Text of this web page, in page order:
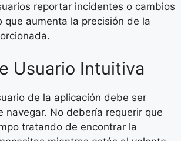
reportar incidentes o cambios
que aumenta la precisión de la
Usuario Intuitiva
de la aplicación debe ser
navegar. No debería requerir que
tratando de encontrar la